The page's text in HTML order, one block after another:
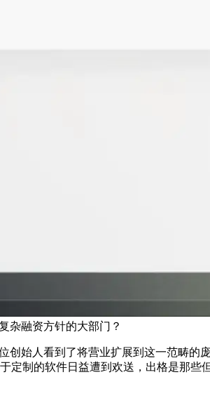
杂融资方针的大部门？
始人看到了将营业扩展到这一范畴的
制的软件日益遭到欢送，出格是那